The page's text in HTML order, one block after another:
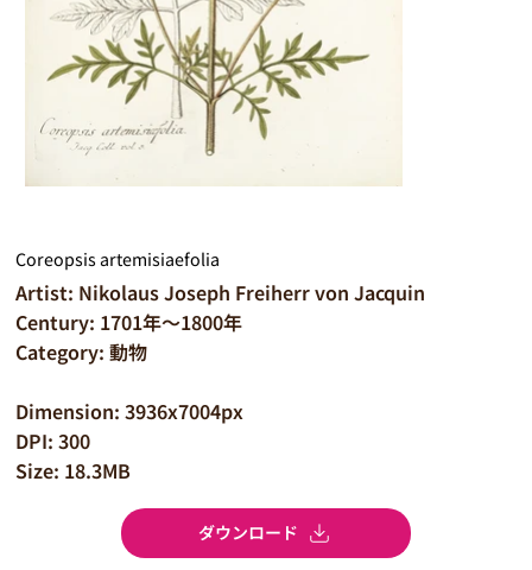
Coreopsis artemisiaefolia
Artist: Nikolaus Joseph Freiherr von Jacquin
Century: 1701年～1800年
Category: 動物
Dimension: 3936x7004px
DPI: 300
Size: 18.3MB
ダウンロード